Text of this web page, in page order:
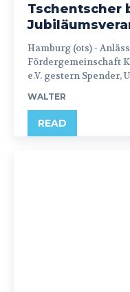
Tschentscher
Hamburg (ots) - Anlässlich ihres 50. Jubiläums lud die
Fördergemeinschaft
e.V. gestern Spender,
WALTER
READ